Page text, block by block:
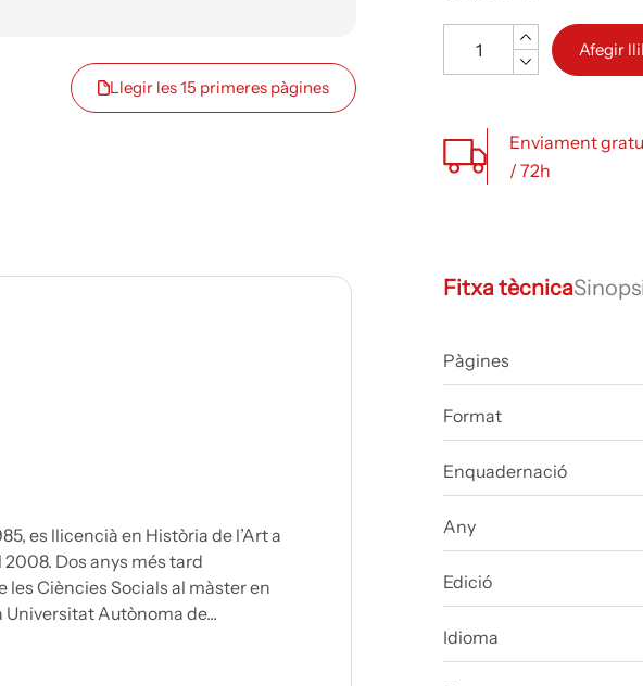
Llegir les 15 primeres pàgines
Afegir
Enviament
/ 72h
es llicencià en Història de l’Art a
Dos anys més tard
les Ciències Socials al màster en
Autònoma de...
Fitxa tècnica
Pàgines
Format
Enquadernació
Any
Edició
Idioma